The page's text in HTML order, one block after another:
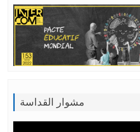
مشوار القداسة